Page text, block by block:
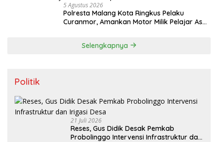
5 Agustus 2026
Polresta Malang Kota Ringkus Pelaku
Curanmor, Amankan Motor Milik Pelajar Asal
Selengkapnya
Politik
21 Juli 2026
Reses, Gus Didik Desak Pemkab
Probolinggo Intervensi Infrastruktur dan